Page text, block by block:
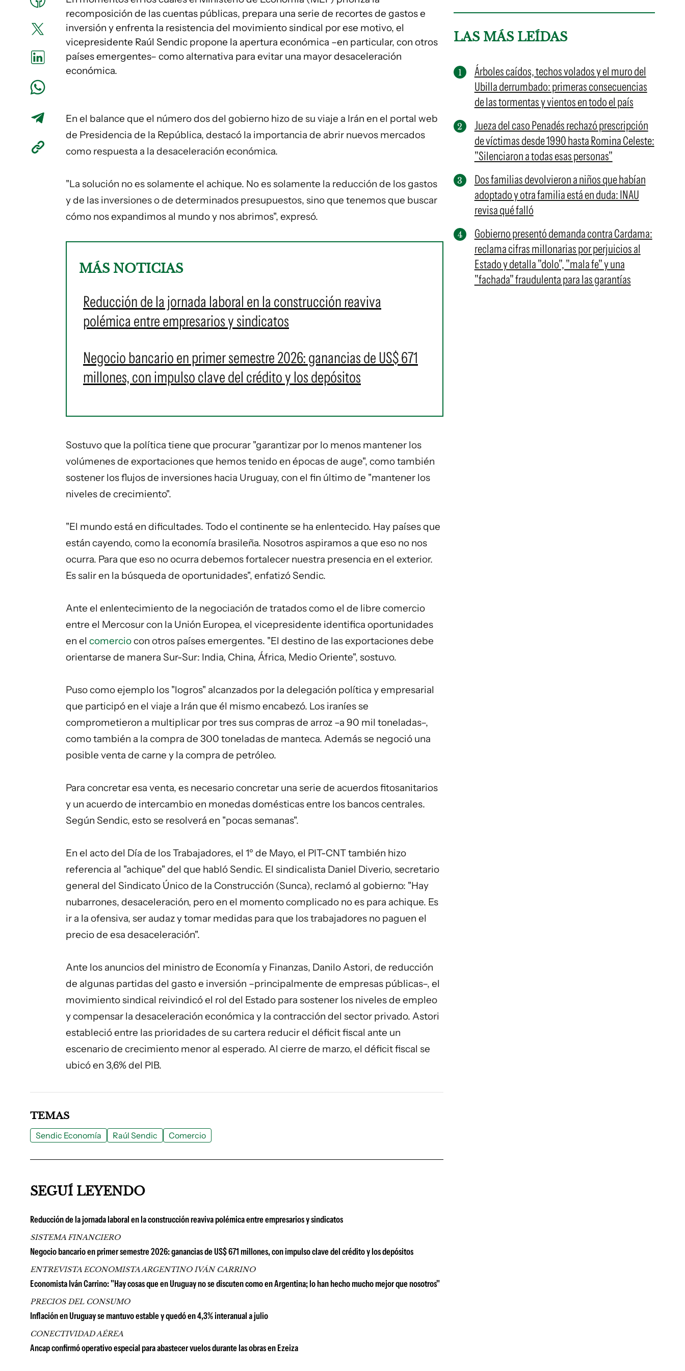
recomposición de las cuentas públicas, prepara una serie de recortes de gastos e
inversión y enfrenta la resistencia del movimiento sindical por ese motivo, el
vicepresidente Raúl Sendic propone la apertura económica –en particular, con otros
países emergentes– como alternativa para evitar una mayor desaceleración
económica.
En el balance que el número dos del gobierno hizo de su viaje a Irán en el portal web
de Presidencia de la República, destacó la importancia de abrir nuevos mercados
como respuesta a la desaceleración económica.
"La solución no es solamente el achique. No es solamente la reducción de los gastos
y de las inversiones o de determinados presupuestos, sino que tenemos que buscar
cómo nos expandimos al mundo y nos abrimos", expresó.
MÁS NOTICIAS
Reducción de la jornada laboral en la construcción reaviva
polémica entre empresarios y sindicatos
Negocio bancario en primer semestre 2026: ganancias de US$ 671
millones, con impulso clave del crédito y los depósitos
Sostuvo que la política tiene que procurar "garantizar por lo menos mantener los
volúmenes de exportaciones que hemos tenido en épocas de auge", como también
sostener los flujos de inversiones hacia Uruguay, con el fin último de "mantener los
niveles de crecimiento".
"El mundo está en dificultades. Todo el continente se ha enlentecido. Hay países que
están cayendo, como la economía brasileña. Nosotros aspiramos a que eso no nos
ocurra. Para que eso no ocurra debemos fortalecer nuestra presencia en el exterior.
Es salir en la búsqueda de oportunidades", enfatizó Sendic.
Ante el enlentecimiento de la negociación de tratados como el de libre comercio
entre el Mercosur con la Unión Europea, el vicepresidente identifica oportunidades
en el comerciocon otros países emergentes. "El destino de las exportaciones debe
orientarse de manera Sur-Sur: India, China, África, Medio Oriente", sostuvo.
Puso como ejemplo los "logros" alcanzados por la delegación política y empresarial
que participó en el viaje a Irán que él mismo encabezó. Los iraníes se
comprometieron a multiplicar por tres sus compras de arroz –a 90 mil toneladas–,
como también a la compra de 300 toneladas de manteca. Además se negoció una
posible venta de carne y la compra de petróleo.
Para concretar esa venta, es necesario concretar una serie de acuerdos fitosanitarios
y un acuerdo de intercambio en monedas domésticas entre los bancos centrales.
Según Sendic, esto se resolverá en "pocas semanas".
En el acto del Día de los Trabajadores, el 1º de Mayo, el PIT-CNT también hizo
referencia al "achique" del que habló Sendic. El sindicalista Daniel Diverio, secretario
general del Sindicato Único de la Construcción (Sunca), reclamó al gobierno: "Hay
nubarrones, desaceleración, pero en el momento complicado no es para achique. Es
ir a la ofensiva, ser audaz y tomar medidas para que los trabajadores no paguen el
precio de esa desaceleración".
Ante los anuncios del ministro de Economía y Finanzas, Danilo Astori, de reducción
de algunas partidas del gasto e inversión –principalmente de empresas públicas–, el
movimiento sindical reivindicó el rol del Estado para sostener los niveles de empleo
y compensar la desaceleración económica y la contracción del sector privado. Astori
estableció entre las prioridades de su cartera reducir el déficit fiscal ante un
escenario de crecimiento menor al esperado. Al cierre de marzo, el déficit fiscal se
ubicó en 3,6% del PIB.
LAS MÁS LEÍDAS
Árboles caídos, techos volados y el muro del
Ubilla derrumbado: primeras consecuencias
de las tormentas y vientos en todo el país
Jueza del caso Penadés rechazó prescripción
de víctimas desde 1990 hasta Romina Celeste:
"Silenciaron a todas esas personas"
Dos familias devolvieron a niños que habían
adoptado y otra familia está en duda: INAU
revisa qué falló
Gobierno presentó demanda contra Cardama:
reclama cifras millonarias por perjuicios al
Estado y detalla "dolo", "mala fe" y una
"fachada" fraudulenta para las garantías
TEMAS
Sendic Economía Raúl Sendic Comercio
SEGUÍ LEYENDO
Reducción de la jornada laboral en la construcción reaviva polémica entre empresarios y sindicatos
SISTEMA FINANCIERO
Negocio bancario en primer semestre 2026: ganancias de US$ 671 millones, con impulso clave del crédito y los depósitos
ENTREVISTA ECONOMISTA ARGENTINO IVÁN CARRINO
Economista Iván Carrino: "Hay cosas que en Uruguay no se discuten como en Argentina; lo han hecho mucho mejor que nosotros"
PRECIOS DEL CONSUMO
Inflación en Uruguay se mantuvo estable y quedó en 4,3% interanual a julio
CONECTIVIDAD AÉREA
Ancap confirmó operativo especial para abastecer vuelos durante las obras en Ezeiza